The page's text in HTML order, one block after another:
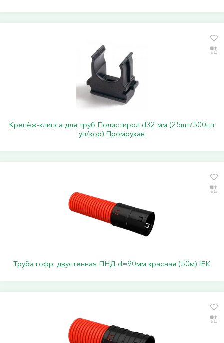
Крепёж-клипса для труб Полистирол d32 мм (25шт/500шт
уп/кор) Промрукав
Труба гофр. двустенная ПНД d=90мм красная (50м) IEK